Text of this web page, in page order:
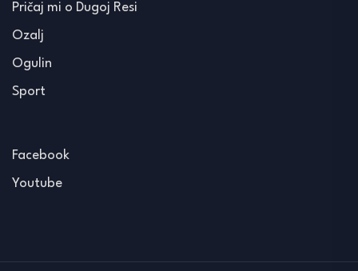
Pričaj mi o Dugoj Resi
Ozalj
Ogulin
Sport
Facebook
Youtube